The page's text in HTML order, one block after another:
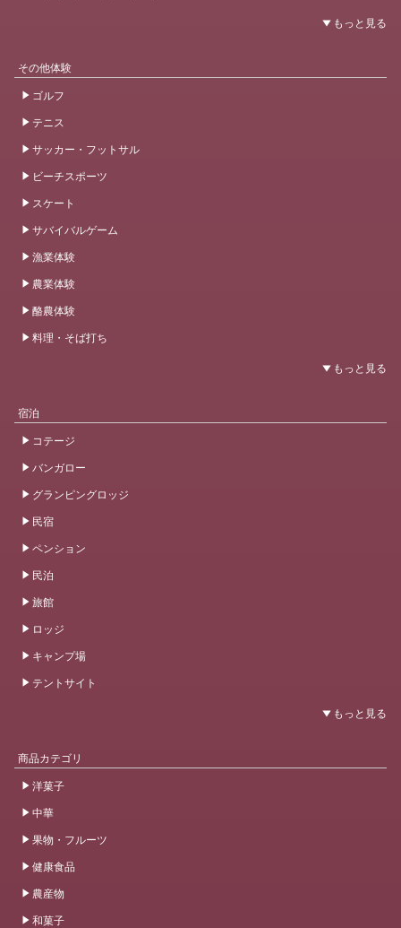
その他体験
ゴルフ
テニス
サッカー・フットサル
ビーチスポーツ
スケート
サバイバルゲーム
漁業体験
農業体験
酪農体験
料理・そば打ち
宿泊
コテージ
バンガロー
グランピングロッジ
民宿
ペンション
民泊
旅館
ロッジ
キャンプ場
テントサイト
商品カテゴリ
洋菓子
中華
果物・フルーツ
健康食品
農産物
和菓子